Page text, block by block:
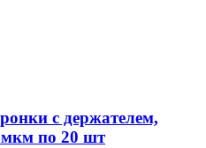
с держателем,
по 20 шт